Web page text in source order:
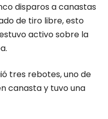
disparos a canastas
de tiro libre, esto
activo sobre la
tres rebotes, uno de
canasta y tuvo una